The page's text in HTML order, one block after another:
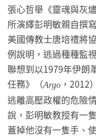
張心哲舉《靈魂與灰
所演繹彭明敏親自撰
美國傳教士唐培禮將
例說明，逃過種種監
聯想到以1979年伊朗
任務》（Argo ，2012
逃離高壓政權的危險
說，彭明敏教授有一
蓋掉他沒有一隻手、